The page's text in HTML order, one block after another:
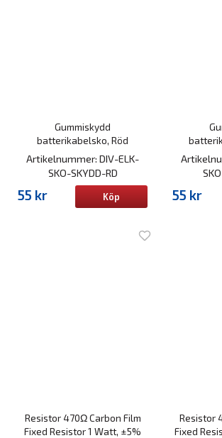
Gummiskydd
batterikabelsko, Röd
Artikelnummer: DIV-ELK-
SKO-SKYDD-RD
55 kr Köp 55 kr
Resistor 470Ω Carbon Film
Fixed Resistor 1 Watt, ±5%
Resistor
Fixed